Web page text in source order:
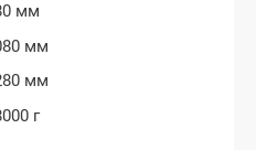
мм
мм
мм
г